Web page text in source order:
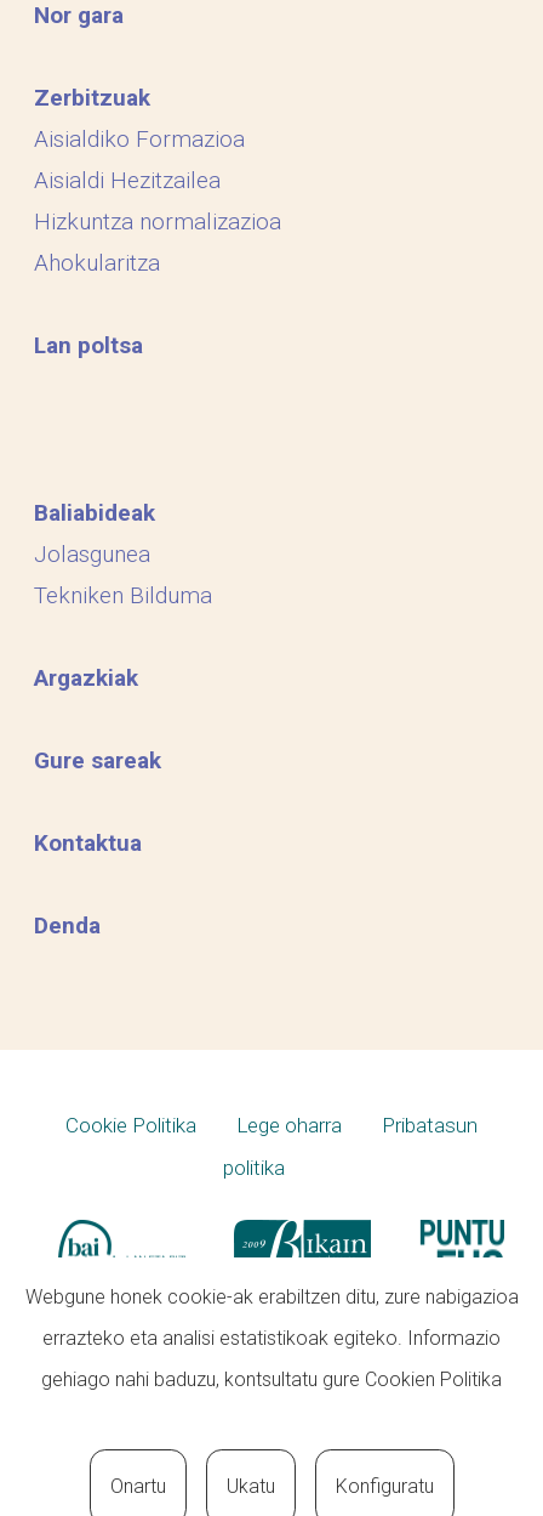
Nor gara
Zerbitzuak
Aisialdiko Formazioa
Aisialdi Hezitzailea
Hizkuntza normalizazioa
Ahokularitza
Lan poltsa
Baliabideak
Jolasgunea
Tekniken Bilduma
Argazkiak
Gure sareak
Kontaktua
Denda
Cookie Politika Lege oharra
Pribatasun
politika
Webgune honek cookie-ak erabiltzen ditu, zure nabigazioa
errazteko eta analisi estatistikoak egiteko. Informazio
gehiago nahi baduzu, kontsultatu gure Cookien Politika
Onartu Ukatu Konfiguratu